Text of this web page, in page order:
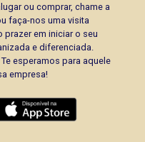
ou comprar, chame a
faça-nos uma visita
prazer em iniciar o seu
e diferenciada.
esperamos para aquele
empresa!